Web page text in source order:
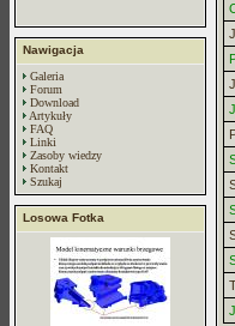
Nawigacja
Galeria
Forum
Download
Artykuły
FAQ
Linki
Zasoby wiedzy
Kontakt
Szukaj
Losowa Fotka